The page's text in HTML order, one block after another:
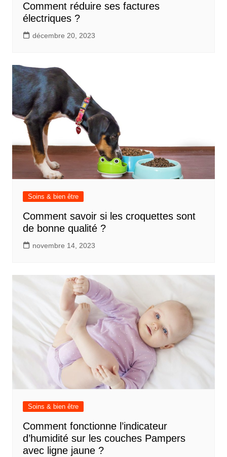
Comment réduire ses factures
électriques ?
décembre 20, 2023
Soins & bien être
Comment savoir si les croquettes sont
de bonne qualité ?
novembre 14, 2023
Soins & bien être
Comment fonctionne l’indicateur
d’humidité sur les couches Pampers
avec ligne jaune ?